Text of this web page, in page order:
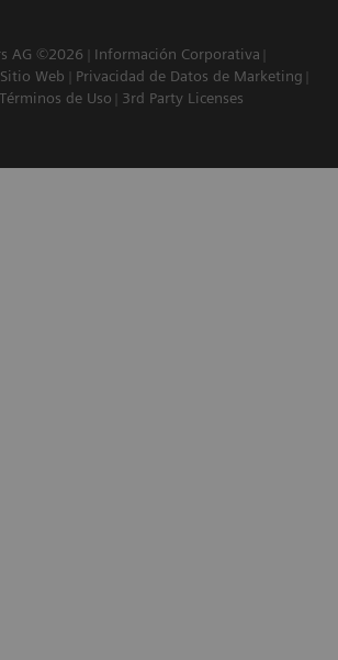
AG ©2026
Información Corporativa
Web
Privacidad de Datos de Marketing
Términos de Uso 3rd Party Licenses